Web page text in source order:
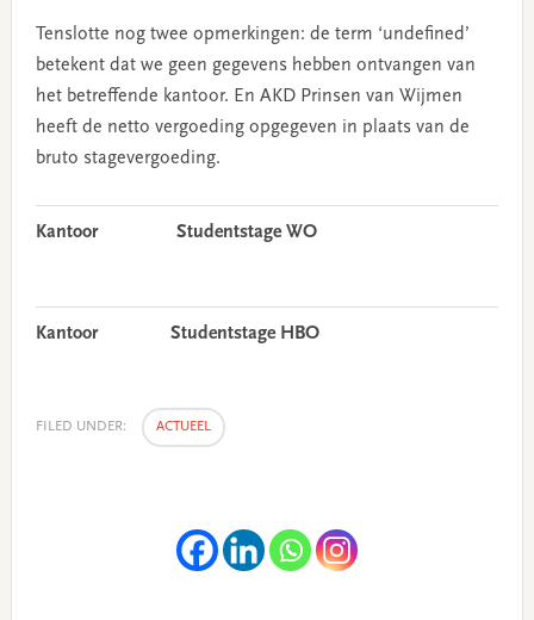
Tenslotte nog twee opmerkingen: de term ‘undefined’
betekent dat we geen gegevens hebben ontvangen van
het betreffende kantoor. En AKD Prinsen van Wijmen
heeft de netto vergoeding opgegeven in plaats van de
bruto stagevergoeding.
Kantoor Studentstage WO
Kantoor Studentstage HBO
FILED UNDER: ACTUEEL